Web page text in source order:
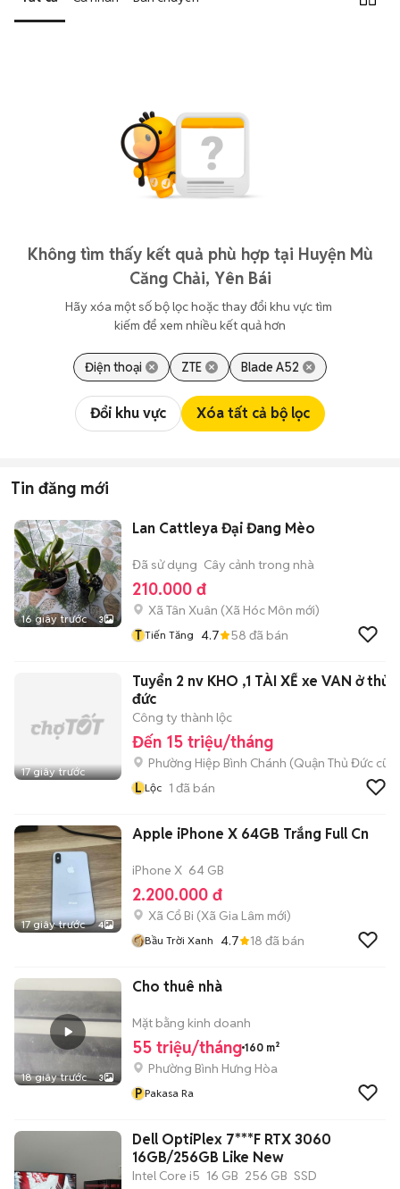
Không tìm thấy kết quả phù hợp tại Huyện Mù
Căng Chải, Yên Bái
Hãy xóa một số bộ lọc hoặc thay đổi khu vực tìm
kiếm để xem nhiều kết quả hơn
Điện thoại ZTE Blade A52
Đổi khu vực Xóa tất cả bộ lọc
Tin đăng mới
16 giây trước 3
Lan Cattleya Đại Đang Mèo
Đã sử dụng Cây cảnh trong nhà
210.000 đ
Xã Tân Xuân (Xã Hóc Môn mới)
T Tiến Tăng 4.7 58 đã bán
17 giây trước
Tuyển 2 nv KHO ,1 TÀI XẾ xe VAN ở thủ
đức
Công ty thành lộc
Đến 15 triệu/tháng
Phường Hiệp Bình Chánh (Quận Thủ Đức cũ)
L Lộc 1 đã bán
17 giây trước 4
Apple iPhone X 64GB Trắng Full Cn
iPhone X 64 GB
2.200.000 đ
Xã Cổ Bi (Xã Gia Lâm mới)
Bầu Trời Xanh 4.7 18 đã bán
18 giây trước 3
Cho thuê nhà
Mặt bằng kinh doanh
55 triệu/tháng 160 m²
Phường Bình Hưng Hòa
P Pakasa Ra
Dell OptiPlex 7***F RTX 3060
16GB/256GB Like New
Intel Core i5 16 GB 256 GB SSD